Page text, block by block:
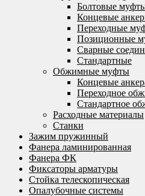
Болтовые
Концевые
Переходные
Позиционные
Сварные
Стандартные
Обжимные муфты
Концевые
Переходное
Стандартное
Расходные материалы
Станки
Зажим пружинный
Фанера ламинированная
Фанера ФК
Фиксаторы арматуры
Стойка телескопическая
Опалубочные системы